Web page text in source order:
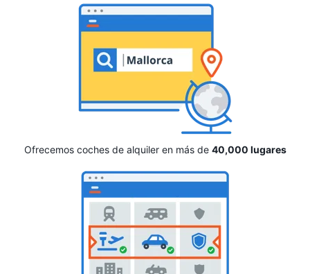
Ofrecemos coches de alquiler en más de 40,000 lugares